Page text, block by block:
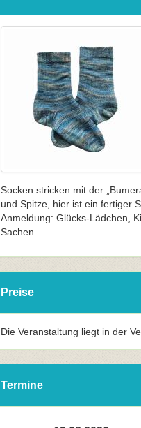
Socken stricken mit der
und Spitze, hier ist ein fertiger
Anmeldung: Glücks-Lädchen,
Sachen
Preise
Die Veranstaltung liegt in der
Termine